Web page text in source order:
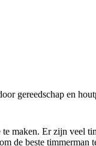
maken. Er zijn
de beste timmerman